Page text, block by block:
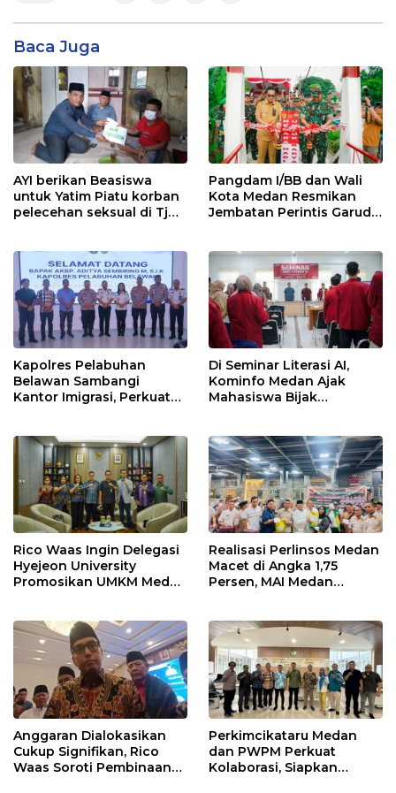
Baca Juga
AYI berikan Beasiswa
untuk Yatim Piatu korban
pelecehan seksual di Tj
Pangdam I/BB dan Wali
Kota Medan Resmikan
Jembatan Perintis Garuda,
Maimun
Kapolres Pelabuhan
Belawan Sambangi
Kantor Imigrasi, Perkuat
Di Seminar Literasi AI,
Kominfo Medan Ajak
Mahasiswa Bijak
Rico Waas Ingin Delegasi
Hyejeon University
Promosikan UMKM Medan
Realisasi Perlinsos Medan
Macet di Angka 1,75
Persen, MAI Medan
Pemko
Anggaran Dialokasikan
Cukup Signifikan, Rico
Waas Soroti Pembinaan
Perkimcikataru Medan
dan PWPM Perkuat
Kolaborasi, Siapkan